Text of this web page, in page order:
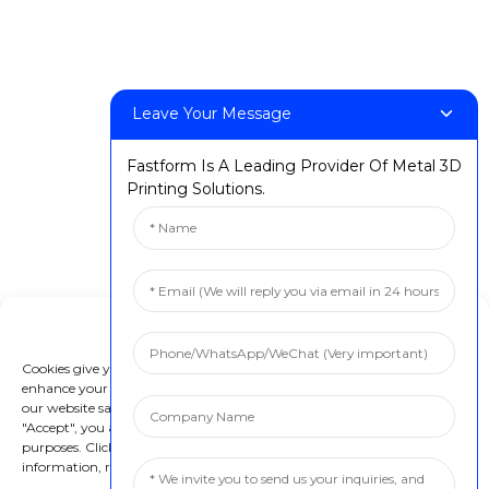
การสร้างต้นแบบทางอุตสาหกรรม
การขึ้นรูปทางอุตสาหกรรม
การศึกษา
ติดต่อเรา
:+86 13524325881
: info@fastform3d.com
: อาคาร 14 สวนไบโอเบย์ เลขที่ 9 ถนนเว่ยซิน เมืองซูโจว มณฑลเจียงซู
Leave Your Message
Fastform Is A Leading Provider Of Metal 3D
Printing Solutions.
Cookies give you a personalized experience. Cookie files help us to
enhance your experience using our website, simplify navigation, keep
our website safe, and assist in our marketing efforts. By clicking
"Accept", you agree to the storing of cookies on your device for these
purposes. Click "Adjust" to adjust your cookie preferences. For more
information, review our Cookies Policy.